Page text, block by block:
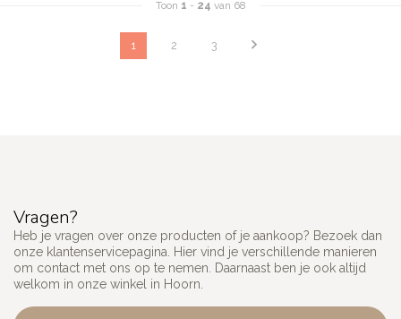
Toon 1 - 24 van 68
1 2 3
Vragen?
Heb je vragen over onze producten of je aankoop? Bezoek dan
onze klantenservicepagina. Hier vind je verschillende manieren
om contact met ons op te nemen. Daarnaast ben je ook altijd
welkom in onze winkel in Hoorn.